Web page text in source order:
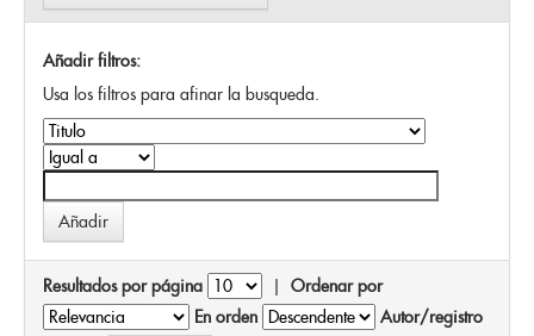
Añadir filtros:
Usa los filtros para afinar la busqueda.
Resultados por página | Ordenar por
En orden
Autor/registro